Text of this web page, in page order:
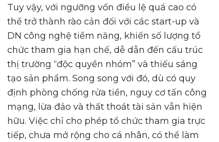
Tuy vậy, với ngưỡng vốn điều lệ quá cao có
thể trở thành rào cản đối với các start-up và
DN công nghệ tiềm năng, khiến số lượng tổ
chức tham gia hạn chế, dễ dẫn đến cấu trúc
thị trường “độc quyền nhóm” và thiếu sáng
tạo sản phẩm. Song song với đó, dù có quy
định phòng chống rửa tiền, nguy cơ tấn công
mạng, lừa đảo và thất thoát tài sản vẫn hiện
hữu. Việc chỉ cho phép tổ chức tham gia trực
tiếp, chưa mở rộng cho cá nhân, có thể làm